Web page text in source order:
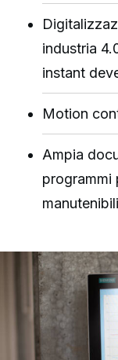
industria
instant
Motion
Ampia
programmi